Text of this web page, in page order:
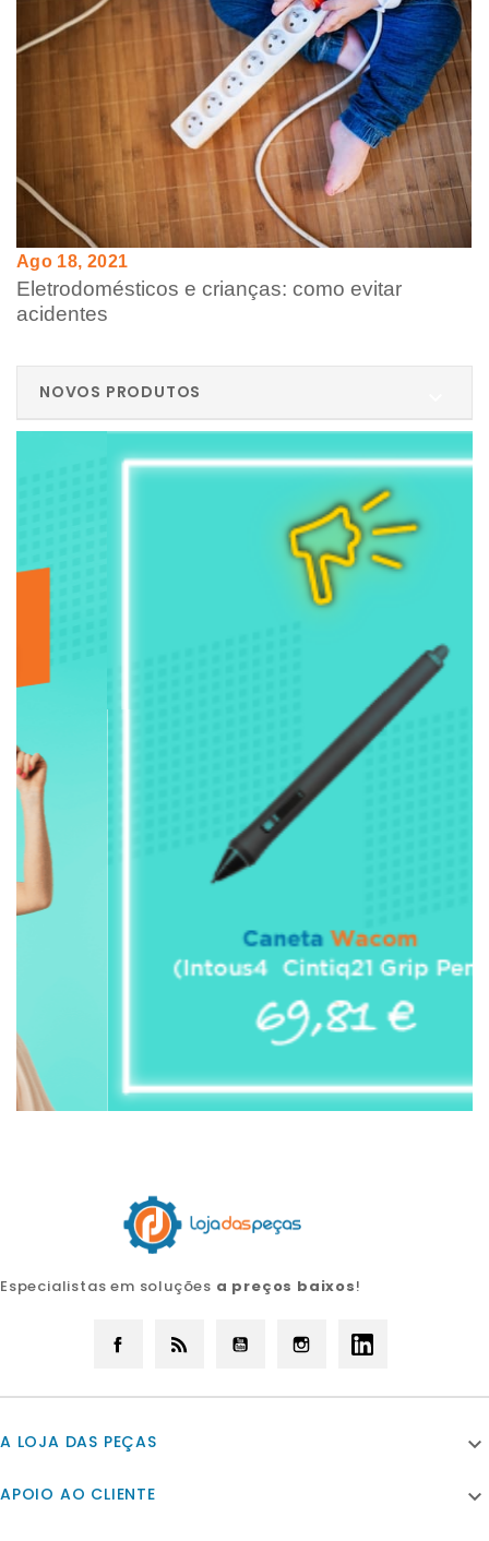
Ago 18, 2021
Eletrodomésticos e crianças: como evitar
acidentes
NOVOS PRODUTOS
Especialistas em soluções a preços baixos!
Facebook YouTube Instagram
A LOJA DAS PEÇAS 
APOIO AO CLIENTE 